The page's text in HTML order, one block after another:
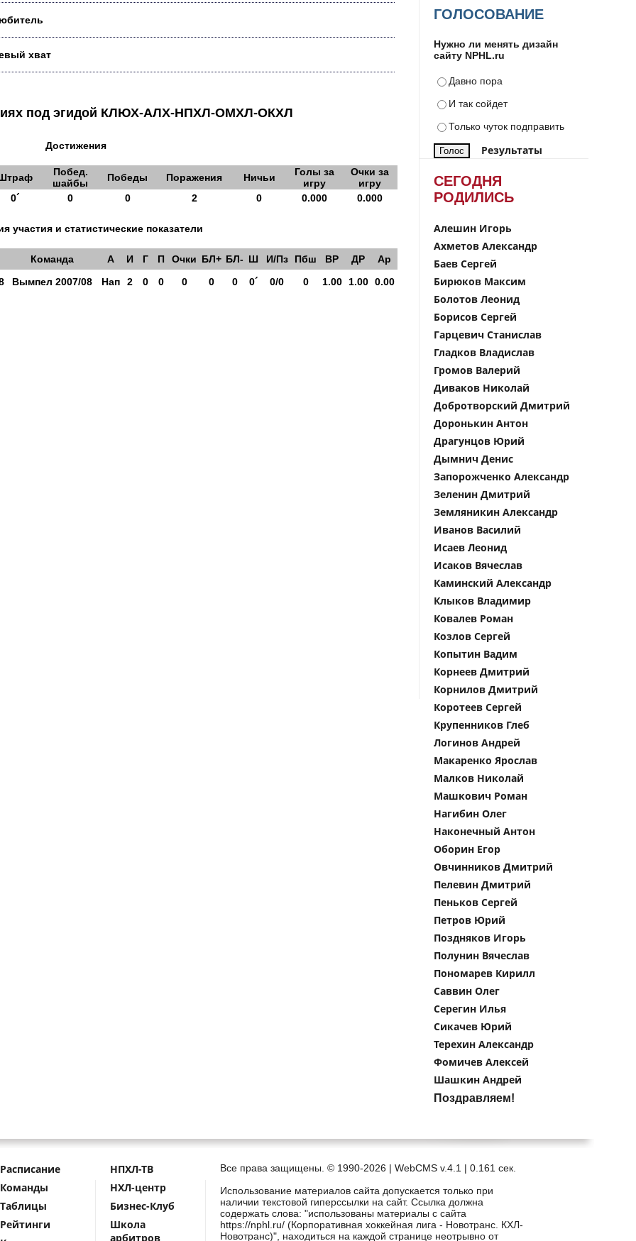
хват
под эгидой КЛЮХ-АЛХ-НПХЛ-ОМХЛ-ОКХЛ
Достижения
Побед.
шайбы
Победы Поражения Ничьи
Голы за
игру
Очки за
игру
0´ 0 0 2 0 0.000 0.000
участия и статистические показатели
Команда А И Г П Очки БЛ+ БЛ- Ш И/Пз Пбш ВР ДР
Ар
Вымпел 2007/08 Нап 2 0 0 0 0 0 0´ 0/0 0 1.00 1.00 0.00
ГОЛОСОВАНИЕ
Нужно ли менять дизайн
сайту NPHL.ru
Давно пора
И так сойдет
Только чуток подправить
Результаты
СЕГОДНЯ
РОДИЛИСЬ
Алешин Игорь
Ахметов Александр
Баев Сергей
Бирюков Максим
Болотов Леонид
Борисов Сергей
Гарцевич Станислав
Гладков Владислав
Громов Валерий
Диваков Николай
Добротворский Дмитрий
Доронькин Антон
Драгунцов Юрий
Дымнич Денис
Запорожченко Александр
Зеленин Дмитрий
Земляникин Александр
Иванов Василий
Исаев Леонид
Исаков Вячеслав
Каминский Александр
Клыков Владимир
Ковалев Роман
Козлов Сергей
Копытин Вадим
Корнеев Дмитрий
Корнилов Дмитрий
Коротеев Сергей
Крупенников Глеб
Логинов Андрей
Макаренко Ярослав
Малков Николай
Машкович Роман
Нагибин Олег
Наконечный Антон
Оборин Егор
Овчинников Дмитрий
Пелевин Дмитрий
Пеньков Сергей
Петров Юрий
Поздняков Игорь
Полунин Вячеслав
Пономарев Кирилл
Саввин Олег
Серегин Илья
Сикачев Юрий
Терехин Александр
Фомичев Алексей
Шашкин Андрей
Поздравляем!
Расписание
Команды
Таблицы
Рейтинги
НПХЛ-ТВ
НХЛ-центр
Бизнес-Клуб
Школа
арбитров
Все права защищены. © 1990-2026 | WebCMS v.4.1 | 0.161 сек.
Использование материалов сайта допускается только при
наличии текстовой гиперссылки на сайт. Ссылка должна
содержать слова: "использованы материалы с сайта
https://nphl.ru/ (Корпоративная хоккейная лига - Новотранс. КХЛ-
Новотранс)", находиться на каждой странице неотрывно от